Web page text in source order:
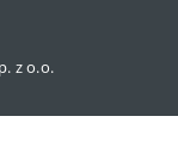
z o.o.